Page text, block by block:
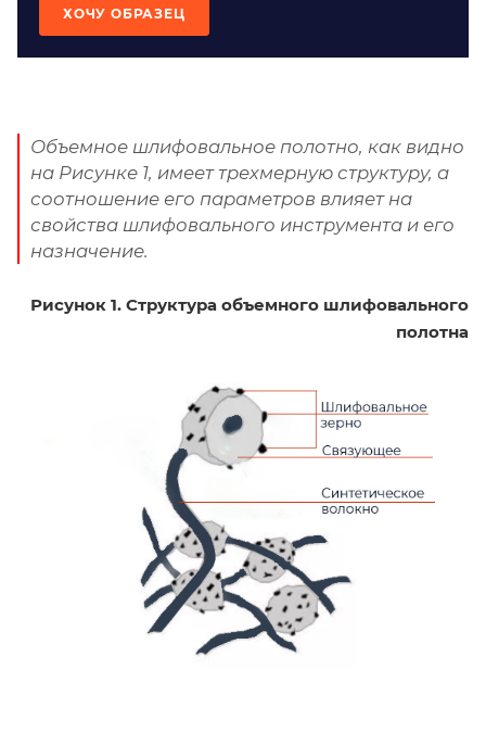
ХОЧУ ОБРАЗЕЦ
Объемное шлифовальное полотно, как видно
на Рисунке 1, имеет трехмерную структуру, а
соотношение его параметров влияет на
свойства шлифовального инструмента и его
назначение.
Рисунок 1. Структура объемного шлифовального
полотна